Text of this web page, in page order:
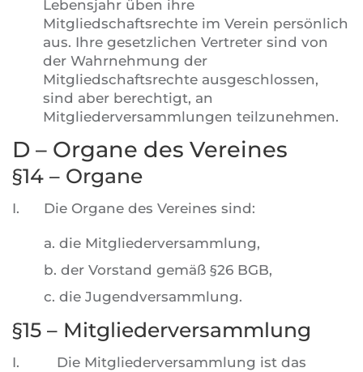
Lebensjahr üben ihre
Mitgliedschaftsrechte im Verein persönlich
aus. Ihre gesetzlichen Vertreter sind von
der Wahrnehmung der
Mitgliedschaftsrechte ausgeschlossen,
sind aber berechtigt, an
Mitgliederversammlungen teilzunehmen.
D – Organe des Vereines
§14 – Organe
I. Die Organe des Vereines sind:
a. die Mitgliederversammlung,
b. der Vorstand gemäß §26 BGB,
c. die Jugendversammlung.
§15 – Mitgliederversammlung
I.
Die Mitgliederversammlung ist das